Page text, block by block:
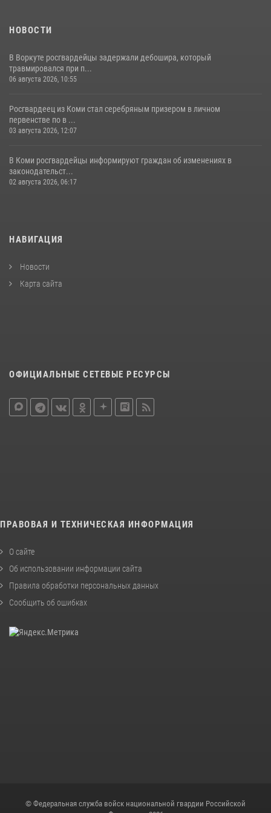
НОВОСТИ
В Воркуте росгвардейцы задержали дебошира, который
травмировался при п...
06 августа 2026, 10:55
Росгвардеец из Коми стал серебряным призером в личном
первенстве по в ...
03 августа 2026, 12:07
В Коми росгвардейцы информируют граждан об изменениях в
законодательст...
02 августа 2026, 06:17
НАВИГАЦИЯ
Новости
Карта сайта
ОФИЦИАЛЬНЫЕ СЕТЕВЫЕ РЕСУРСЫ
ПРАВОВАЯ И ТЕХНИЧЕСКАЯ ИНФОРМАЦИЯ
О сайте
Об использовании информации сайта
Правила обработки персональных данных
Сообщить об ошибках
© Федеральная служба войск национальной гвардии Российской